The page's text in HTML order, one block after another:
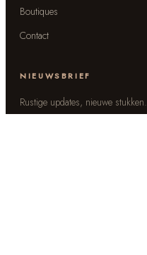
Boutiques
Contact
NIEUWSBRIEF
Rustige updates, nieuwe stukken.